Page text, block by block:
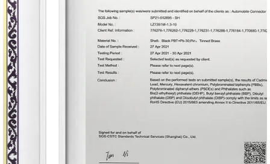
Su interfaz fácil de usar facilita una
instalación rápida, lo que permite una
integración perfecta en los sistemas
existentes. Ya sea para OEM o usuarios
finales, este conector agililos flujos de
trabajo, contribuyendo a la eficiencia
operativa general.